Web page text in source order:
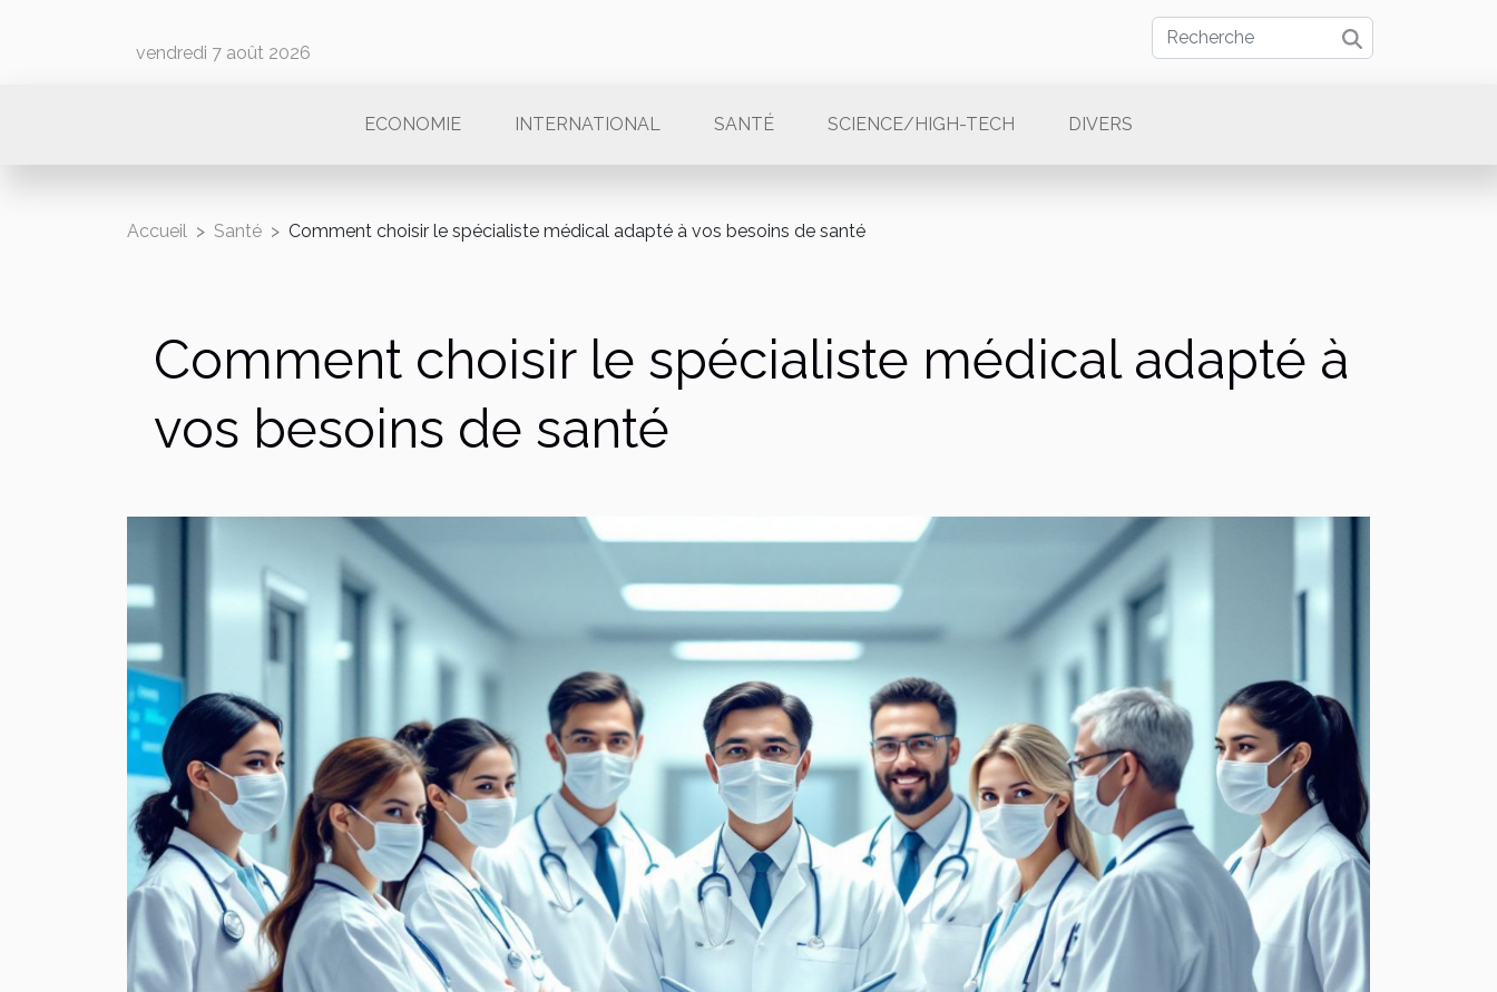
vendredi 7 août 2026
ECONOMIE INTERNATIONAL SANTÉ SCIENCE/HIGH-TECH DIVERS
Accueil Santé Comment choisir le spécialiste médical adapté à vos besoins de santé
Comment choisir le spécialiste médical adapté à
vos besoins de santé